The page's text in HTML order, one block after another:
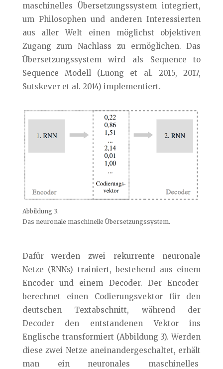
maschinelles Übersetzungssystem integriert,
um Philosophen und anderen Interessierten
aus aller Welt einen möglichst objektiven
Zugang zum Nachlass zu ermöglichen. Das
Übersetzungssystem wird als Sequence to
Sequence Modell (Luong et al. 2015, 2017,
Sutskever et al. 2014) implementiert.
Abbildung 3.
Das neuronale maschinelle Übersetzungssystem.
Dafür werden zwei rekurrente neuronale
Netze (RNNs) trainiert, bestehend aus einem
Encoder und einem Decoder. Der Encoder
berechnet einen Codierungsvektor für den
deutschen Textabschnitt, während der
Decoder den entstandenen Vektor ins
Englische transformiert (Abbildung 3). Werden
diese zwei Netze aneinandergeschaltet, erhält
man ein neuronales maschinelles